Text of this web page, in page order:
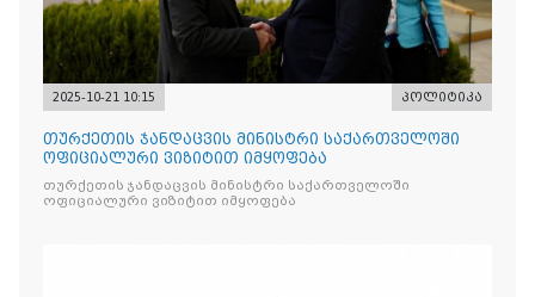
2025-10-21 10:15 პოლიტიკა
თურქეთის ჯანდაცვის მინისტრი საქართველოში
ოფიციალური ვიზიტით იმყოფება
თურქეთის ჯანდაცვის მინისტრი საქართველოში
ოფიციალური ვიზიტით იმყოფება